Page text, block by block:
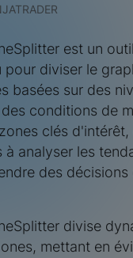
est un
pour diviser le
basées sur des
conditions de
clés
à analyser les
des décisions
divise
mettant en